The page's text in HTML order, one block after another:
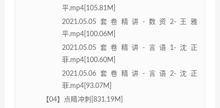
平.mp4[105.81M]
2021.05.05套卷精讲-数资2-王雅
平.mp4[100.06M]
2021.05.05套卷精讲-言语1-沈正
菲.mp4[100.60M]
2021.05.06套卷精讲-言语2-沈正
菲.mp4[93.07M]
【04】点睛冲刺[831.19M]